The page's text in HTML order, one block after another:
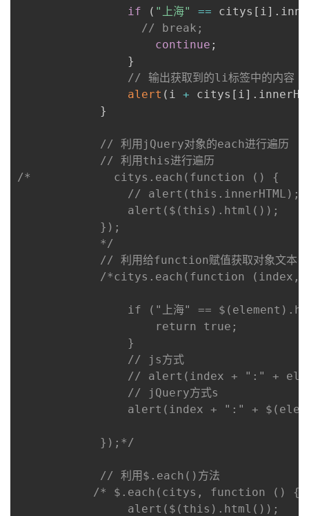
if
( "上海" == citys [ i] .
// break;
continue ;
}
// 输出获取到的li标签中的内容
alert ( i + citys [ i] .
}
// 利用jQuery对象的each进行遍历
// 利用this进行遍历
/*            citys.each(function () {
                // alert(this.innerHTML);
                alert($(this).html());
            });
            */
// 利用给function赋值获取对象文本
/*citys.each(function
if ("上海" ==
                    return true;
                }
                // js方式
// alert(index + ":" +
                // jQuery方式s
alert(index + ":" +
            });*/
// 利用$.each()方法
/* $.each(citys, function () {
                alert($(this).html());